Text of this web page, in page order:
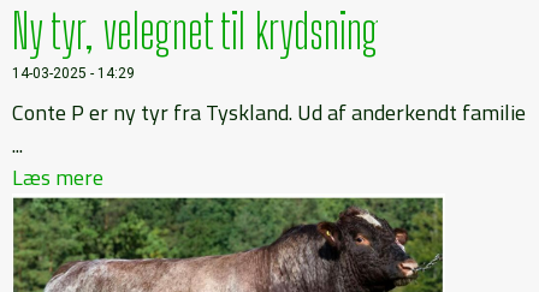
Ny tyr, velegnet til krydsning
14-03-2025 - 14:29
Conte P er ny tyr fra Tyskland. Ud af anderkendt familie
...
Læs mere